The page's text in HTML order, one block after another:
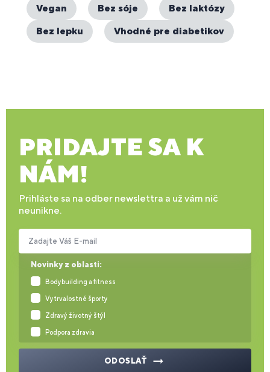
Vegan Bez sóje
Bez laktózy
Bez lepku
Vhodné pre diabetikov
PRIDAJTE SA K
NÁM!
Prihláste sa na odber newslettra a už vám nič
neunikne.
Novinky z oblasti:
Bodybuilding a fitness
Vytrvalostné športy
Zdravý životný štýl
Podpora zdravia
Zadajte Váš E-mail
ODOSLAŤ